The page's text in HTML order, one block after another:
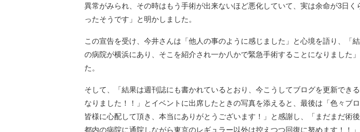
異常がみられ、その時はもう手術が出来ないほど悪化していて、実は余命が3日く
ったそうです」と明かしました。
この宣告を受け、今井さんは「他人の事のように感じました」と心境を語り、「
の病院が横浜にあり、そこを紹介され一か八かで緊急手術することになりました
た。
そして、「結果は週刊誌にも書かれているとおり、今こうしてブログを更新でき
なりました！！」とイベントに出席したときの写真を添えると、最後は「色々ブ
皆様に心配して頂き、本当にありがとうございます！」と感謝し、「まだまだ術後
都内の病院に通院しながら東京のレギュラー以外は控えつつ回復に努めます！！」